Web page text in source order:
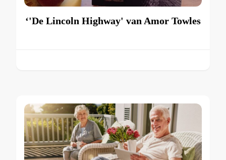
‘'De Lincoln Highway' van Amor Towles